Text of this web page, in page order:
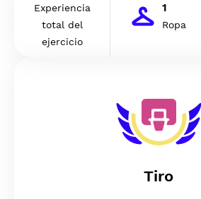
Experiencia
total del
ejercicio
1
Ropa
Tiro